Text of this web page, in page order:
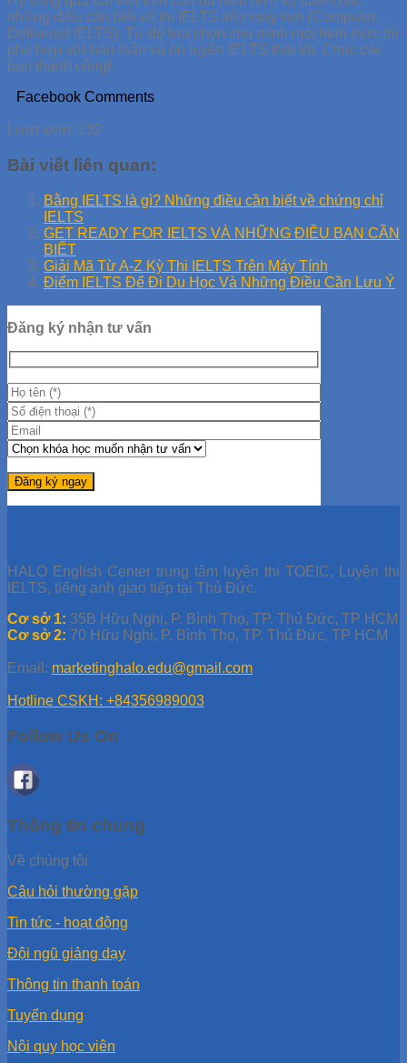
những điều cần biết về thi IELTS trên máy tính (Computer –
Delivered IELTS). Từ đó lựa chọn cho mình một hình thức thi
phù hợp với bản thân và ôn luyện IELTS thật tốt. Chúc các
bạn thành công!
Facebook Comments
Lượt xem: 132
Bài viết liên quan:
Bằng IELTS là gì? Những điều cần biết về chứng chỉ
IELTS
GET READY FOR IELTS VÀ NHỮNG ĐIỀU BẠN CẦN
BIẾT
Giải Mã Từ A-Z Kỳ Thi IELTS Trên Máy Tính
Điểm IELTS Để Đi Du Học Và Những Điều Cần Lưu Ý
Đăng ký nhận tư vấn
HALO English Center trung tâm luyện thi TOEIC, Luyện thi
IELTS, tiếng anh giao tiếp tại Thủ Đức.
Cơ sở 1: 35B Hữu Nghị, P. Bình Thọ, TP. Thủ Đức, TP HCM
Cơ sở 2: 70 Hữu Nghị, P. Bình Thọ, TP. Thủ Đức, TP HCM
Email: marketinghalo.edu@gmail.com
Hotline CSKH: +84356989003
Follow Us On
Thông tin chung
Về chúng tôi
Câu hỏi thường gặp
Tin tức - hoạt động
Đội ngũ giảng dạy
Thông tin thanh toán
Tuyển dụng
Nội quy học viên